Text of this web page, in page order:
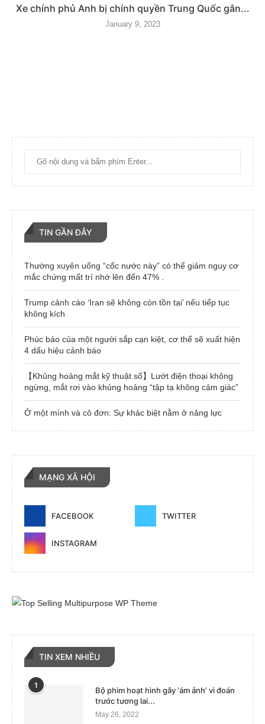
Xe chính phủ Anh bị chính quyền Trung Quốc gắn...
January 9, 2023
TIN GẦN ĐÂY
Thường xuyên uống “cốc nước này” có thể giảm nguy cơ
mắc chứng mất trí nhớ lên đến 47% .
Trump cảnh cáo ‘Iran sẽ không còn tồn tại’ nếu tiếp tục
không kích
Phúc báo của một người sắp cạn kiệt, cơ thể sẽ xuất hiện
4 dấu hiệu cảnh báo
【Khủng hoảng mắt kỹ thuật số】Lướt điện thoại không
ngừng, mắt rơi vào khủng hoảng “tập tạ không cảm giác”
Ở một mình và cô đơn: Sự khác biệt nằm ở năng lực
MẠNG XÃ HỘI
FACEBOOK TWITTER
INSTAGRAM
TIN XEM NHIỀU
1
Bộ phim hoạt hình gây ‘ám ảnh’ vì đoán
trước tương lai...
May 26, 2022